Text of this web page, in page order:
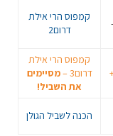
קמפוס הרי אילת
דרום2
קמפוס הרי אילת
דרום3 –
מסיימים
את השביל!
הכנה לשביל הגולן